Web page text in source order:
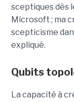
sceptiques dès
Microsoft ; ma
scepticisme
expliqué.
Qubits
La capacité à